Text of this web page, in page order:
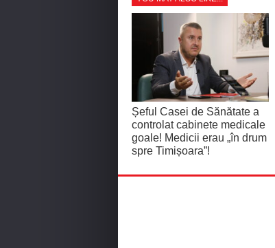
Șeful Casei de Sănătate a
controlat cabinete medicale
goale! Medicii erau „în drum
spre Timișoara”!